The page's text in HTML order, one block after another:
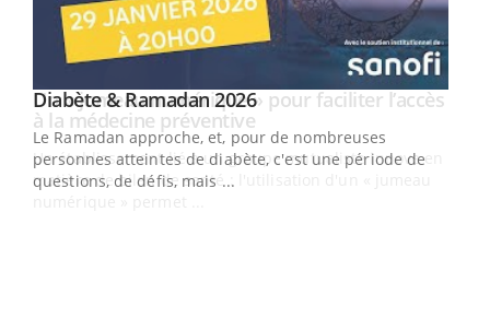
Youtube
Diabète & Ramadan 2026Youtube
Le Ramadan approche, et, pour de nombreuses
personnes atteintes de diabète, c'est une période de
questions, de défis, mais ...
Youtube
Un « jumeau numérique » pour faciliter l’accès
à la médecine préventiveYoutube
Un établissement lié à un groupe mutualiste innove en
matière de bilan de santé : l'utilisation d'un « jumeau